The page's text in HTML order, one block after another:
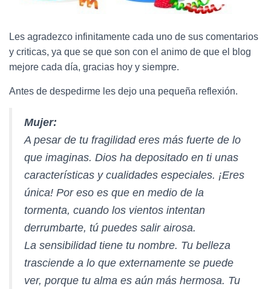
Les agradezco infinitamente cada uno de sus comentarios
y criticas, ya que se que son con el animo de que el blog
mejore cada día, gracias hoy y siempre.
Antes de despedirme les dejo una pequeña reflexión.
Mujer:
A pesar de tu fragilidad eres más fuerte de lo
que imaginas. Dios ha depositado en ti unas
características y cualidades especiales. ¡Eres
única! Por eso es que en medio de la
tormenta, cuando los vientos intentan
derrumbarte, tú puedes salir airosa.
La sensibilidad tiene tu nombre. Tu belleza
trasciende a lo que externamente se puede
ver, porque tu alma es aún más hermosa. Tu